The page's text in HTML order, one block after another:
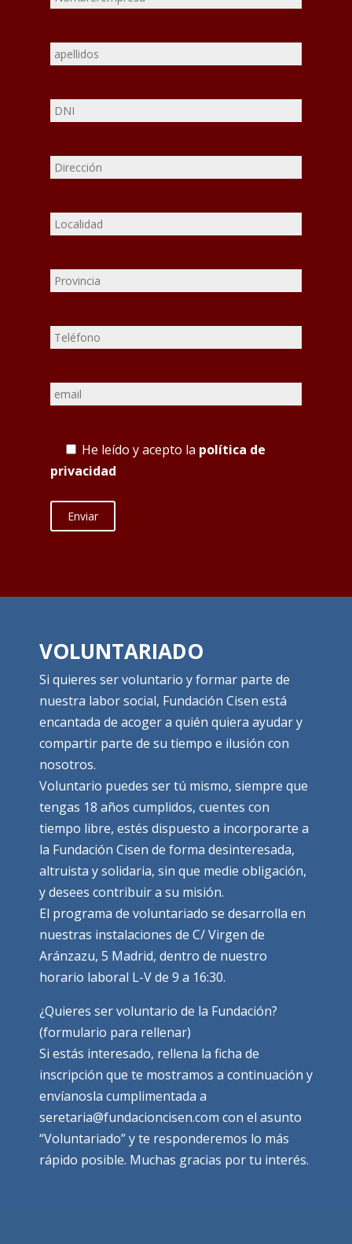
He leído y acepto la política de
privacidad
VOLUNTARIADO
Si quieres ser voluntario y formar parte de
nuestra labor social, Fundación Cisen está
encantada de acoger a quién quiera ayudar y
compartir parte de su tiempo e ilusión con
nosotros.
Voluntario puedes ser tú mismo, siempre que
tengas 18 años cumplidos, cuentes con
tiempo libre, estés dispuesto a incorporarte a
la Fundación Cisen de forma desinteresada,
altruista y solidaria, sin que medie obligación,
y desees contribuir a su misión.
El programa de voluntariado se desarrolla en
nuestras instalaciones de C/ Virgen de
Aránzazu, 5 Madrid, dentro de nuestro
horario laboral L-V de 9 a 16:30.
¿Quieres ser voluntario de la Fundación?
(formulario para rellenar)
Si estás interesado, rellena la ficha de
inscripción que te mostramos a continuación y
envíanosla cumplimentada a
seretaria@fundacioncisen.com con el asunto
“Voluntariado” y te responderemos lo más
rápido posible. Muchas gracias por tu interés.